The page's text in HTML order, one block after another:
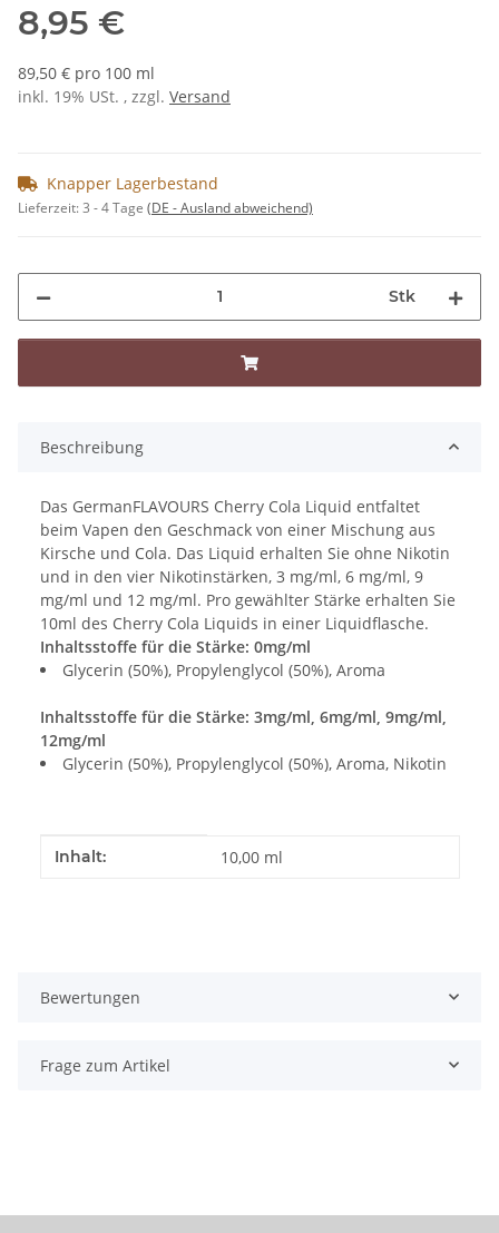
8,95 €
89,50 € pro 100 ml
inkl. 19% USt. , zzgl. Versand
Knapper Lagerbestand
Lieferzeit:3 - 4 Tage (DE - Ausland abweichend)
Stk
Beschreibung
Das GermanFLAVOURS Cherry Cola Liquid entfaltet
beim Vapen den Geschmack von einer Mischung aus
Kirsche und Cola. Das Liquid erhalten Sie ohne Nikotin
und in den vier Nikotinstärken, 3 mg/ml, 6 mg/ml, 9
mg/ml und 12 mg/ml. Pro gewählter Stärke erhalten Sie
10ml des Cherry Cola Liquids in einer Liquidflasche.
Inhaltsstoffe für die Stärke: 0mg/ml
Glycerin (50%), Propylenglycol (50%), Aroma
Inhaltsstoffe für die Stärke: 3mg/ml, 6mg/ml, 9mg/ml,
12mg/ml
Glycerin (50%), Propylenglycol (50%), Aroma, Nikotin
Produkteigenschaft
Wert
Inhalt: 10,00 ml
Bewertungen
Frage zum Artikel